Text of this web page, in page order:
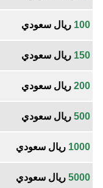
100 ريال سعودي
150 ريال سعودي
200 ريال سعودي
500 ريال سعودي
1000 ريال سعودي
5000 ريال سعودي